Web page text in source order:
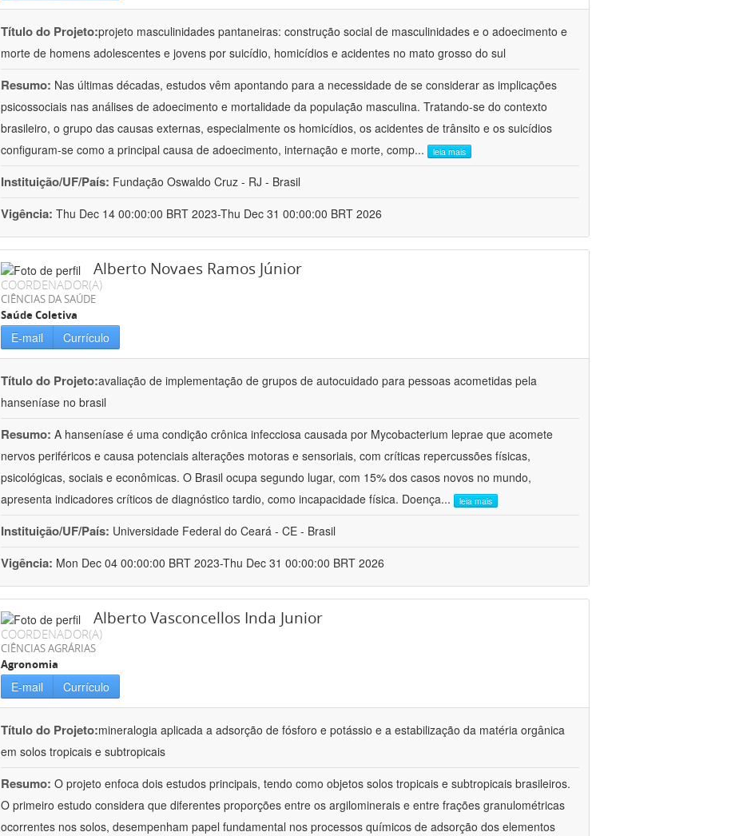
Título do Projeto:projeto masculinidades pantaneiras: construção social de masculinidades e o adoecimento e
morte de homens adolescentes e jovens por suicídio, homicídios e acidentes no mato grosso do sul
Resumo: Nas últimas décadas, estudos vêm apontando para a necessidade de se considerar as implicações
psicossociais nas análises de adoecimento e mortalidade da população masculina. Tratando-se do contexto
brasileiro, o grupo das causas externas, especialmente os homicídios, os acidentes de trânsito e os suicídios
configuram-se como a principal causa de adoecimento, internação e morte, comp... leia mais
Instituição/UF/País: Fundação Oswaldo Cruz - RJ - Brasil
Vigência: Thu Dec 14 00:00:00 BRT 2023-Thu Dec 31 00:00:00 BRT 2026
Alberto Novaes Ramos Júnior
COORDENADOR(A)
CIÊNCIAS DA SAÚDE
Saúde Coletiva
E-mail Currículo
Título do Projeto:avaliação de implementação de grupos de autocuidado para pessoas acometidas pela
hanseníase no brasil
Resumo: A hanseníase é uma condição crônica infecciosa causada por Mycobacterium leprae que acomete
nervos periféricos e causa potenciais alterações motoras e sensoriais, com críticas repercussões físicas,
psicológicas, sociais e econômicas. O Brasil ocupa segundo lugar, com 15% dos casos novos no mundo,
apresenta indicadores críticos de diagnóstico tardio, como incapacidade física. Doença... leia mais
Instituição/UF/País: Universidade Federal do Ceará - CE - Brasil
Vigência: Mon Dec 04 00:00:00 BRT 2023-Thu Dec 31 00:00:00 BRT 2026
Alberto Vasconcellos Inda Junior
COORDENADOR(A)
CIÊNCIAS AGRÁRIAS
Agronomia
E-mail Currículo
Título do Projeto:mineralogia aplicada a adsorção de fósforo e potássio e a estabilização da matéria orgânica
em solos tropicais e subtropicais
Resumo: O projeto enfoca dois estudos principais, tendo como objetos solos tropicais e subtropicais brasileiros.
O primeiro estudo considera que diferentes proporções entre os argilominerais e entre frações granulométricas
ocorrentes nos solos, desempenham papel fundamental nos processos químicos de adsorção dos elementos